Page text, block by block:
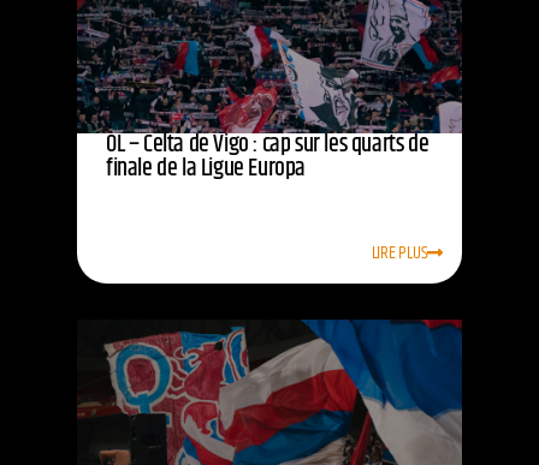
OL – Celta de Vigo : cap sur les quarts de
finale de la Ligue Europa
LIRE PLUS